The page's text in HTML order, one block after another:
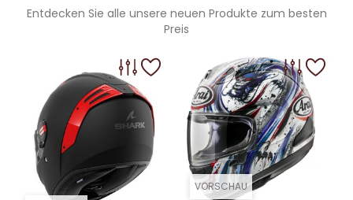
Entdecken Sie alle unsere neuen Produkte zum besten
Preis
VORSCHAU